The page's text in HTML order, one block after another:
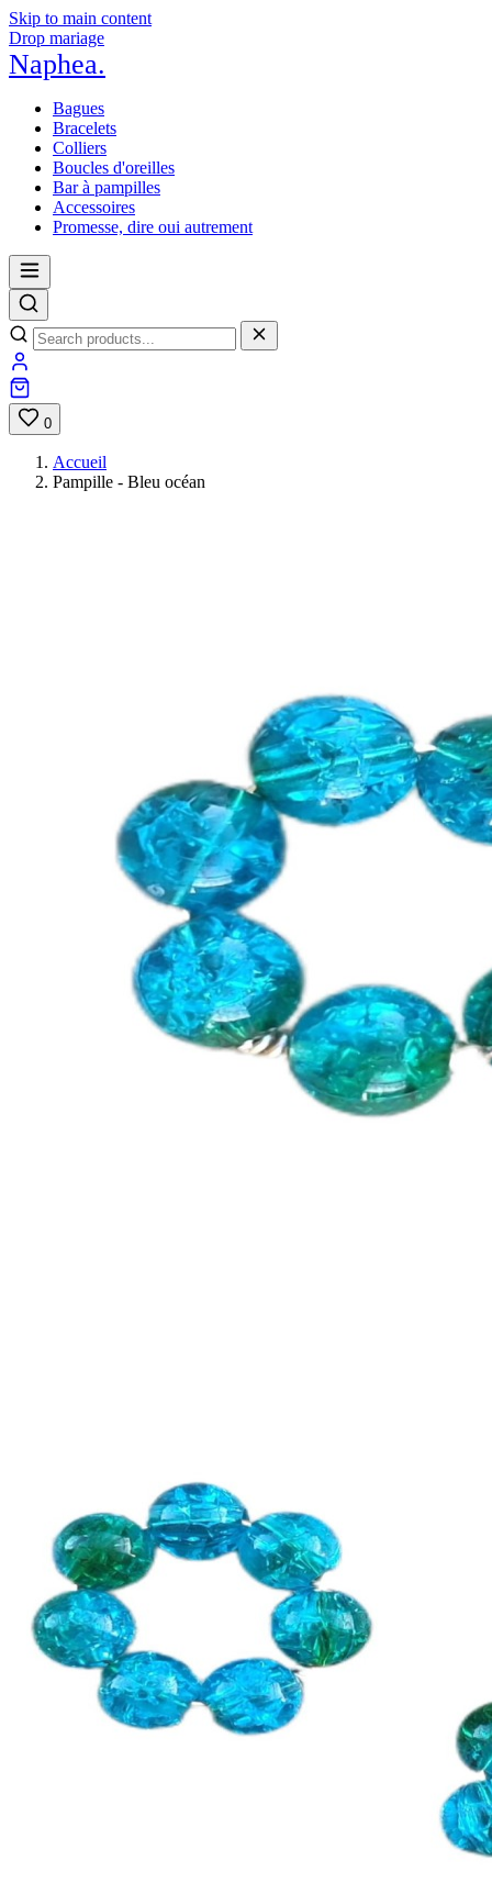
Skip to main content
Drop mariage
Naphea.
Bagues
Bracelets
Colliers
Boucles d'oreilles
Bar à pampilles
Accessoires
Promesse, dire oui autrement
0
Accueil
Pampille - Bleu océan